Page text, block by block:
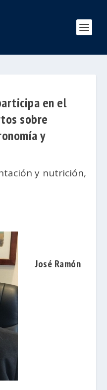
en el
sobre
y
y nutrición,
José Ramón